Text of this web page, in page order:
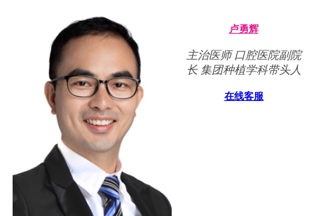
卢勇辉
主治医师 口腔医院副院
长 集团种植学科带头人
在线客服